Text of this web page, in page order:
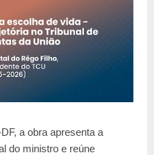
a obra apresenta a
do ministro e reúne